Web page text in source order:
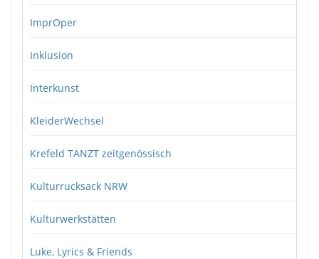
ImprOper
Inklusion
Interkunst
KleiderWechsel
Krefeld TANZT zeitgenössisch
Kulturrucksack NRW
Kulturwerkstätten
Luke, Lyrics & Friends